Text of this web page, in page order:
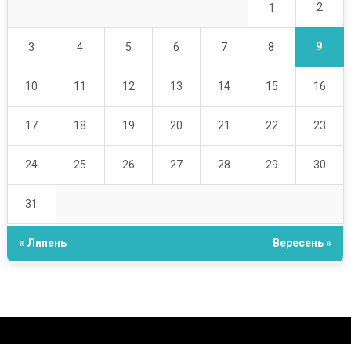
1 2
3 4 5 6 7 8 9
10 11 12 13 14 15 16
17 18 19 20 21 22 23
24 25 26 27 28 29 30
31
« Липень Вересень »